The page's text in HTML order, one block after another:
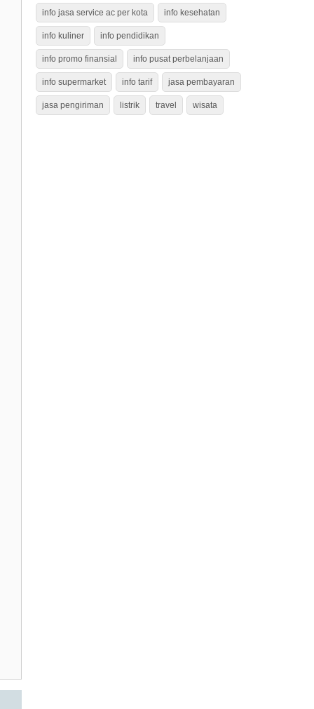
info jasa service ac per kota info kesehatan
info kuliner info pendidikan
info promo finansial info pusat perbelanjaan
info supermarket info tarif jasa pembayaran
jasa pengiriman listrik travel wisata